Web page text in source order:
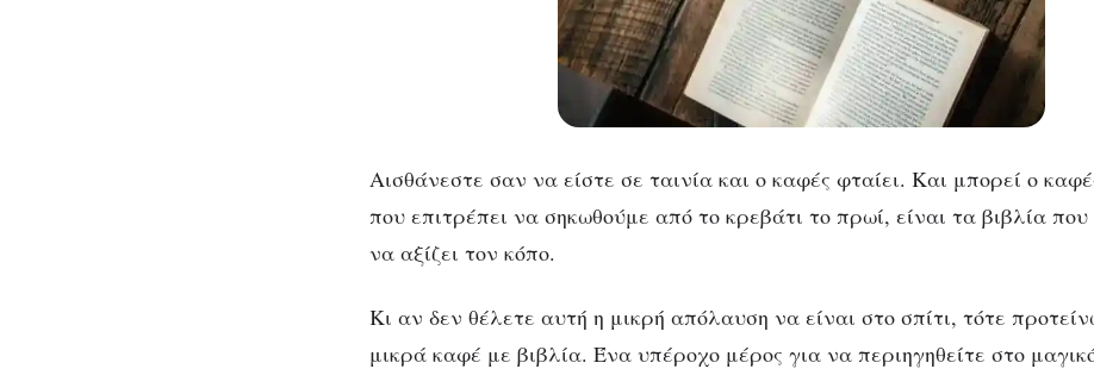
Αισθάνεστε σαν να είστε σε ταινία και ο καφές φταίει. Και μπορεί ο
που επιτρέπει να σηκωθούμε από το κρεβάτι το πρωί, είναι τα βιβλία
να αξίζει τον κόπο.
Κι αν δεν θέλετε αυτή η μικρή απόλαυση να είναι στο σπίτι, τότε
μικρά καφέ με βιβλία. Ένα υπέροχο μέρος για να περιηγηθείτε στο